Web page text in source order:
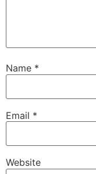
Name *
Email *
Website